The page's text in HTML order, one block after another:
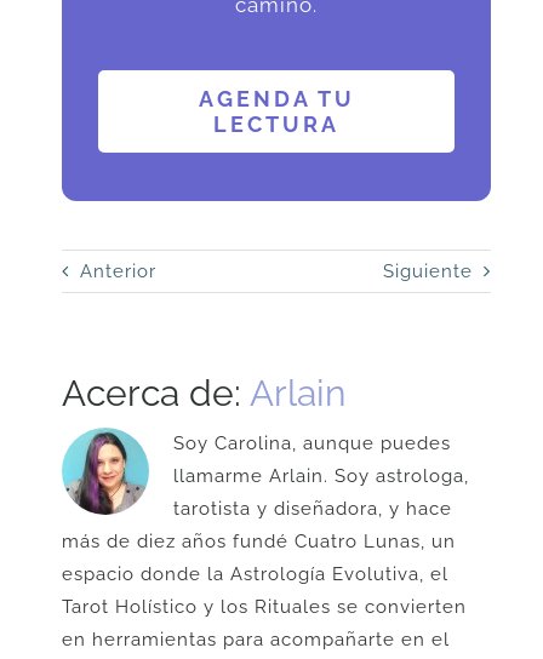
AGENDA TU
LECTURA
Anterior Siguiente
Acerca de: Arlain
Soy Carolina, aunque puedes
llamarme Arlain. Soy astrologa,
tarotista y diseñadora, y hace
más de diez años fundé Cuatro Lunas, un
espacio donde la Astrología Evolutiva, el
Tarot Holístico y los Rituales se convierten
en herramientas para acompañarte en el